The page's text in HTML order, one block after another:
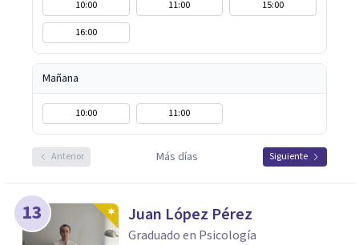
10:00 11:00
15:00
16:00
Mañana
10:00 11:00
Anterior Más días Siguiente
13 Juan López Pérez
Graduado en Psicología